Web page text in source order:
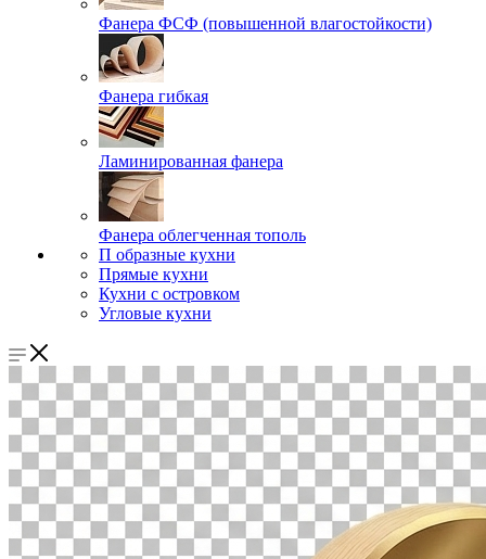
Фанера ФСФ (повышенной влагостойкости)
Фанера гибкая
Ламинированная фанера
Фанера облегченная тополь
П образные кухни
Прямые кухни
Кухни с островком
Угловые кухни